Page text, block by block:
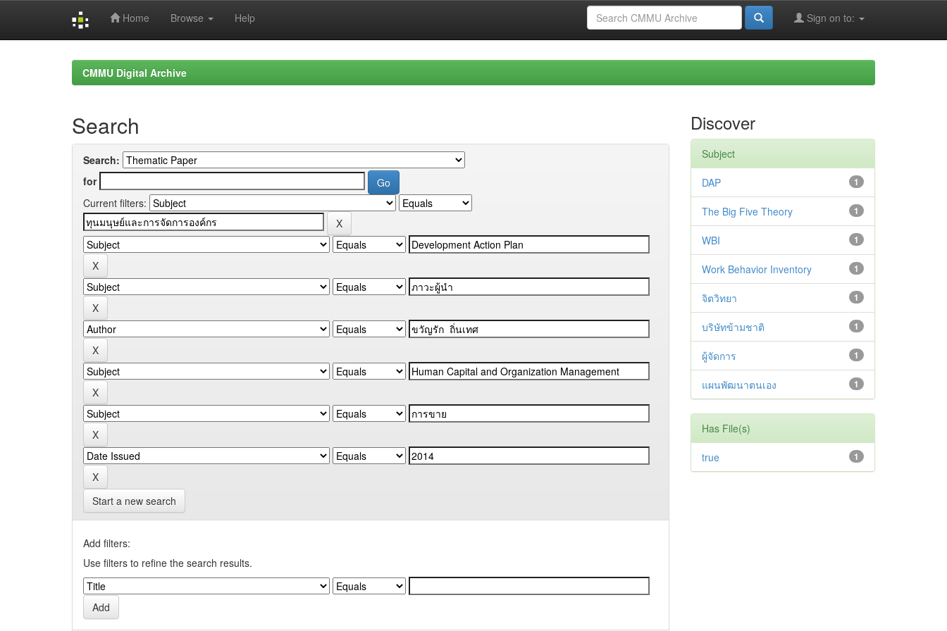
Home Browse Help Sign on to:
CMMU Digital Archive
Search
Search:
for
Current filters:
Start a new search
Add filters:
Use filters to refine the search results.
Discover
Subject
1
DAP
1
The Big Five Theory
1
WBI
1
Work Behavior Inventory
1
จิตวิทยา
1
บริษัทข้ามชาติ
1
ผู้จัดการ
1
แผนพัฒนาตนเอง
Has File(s)
1
true